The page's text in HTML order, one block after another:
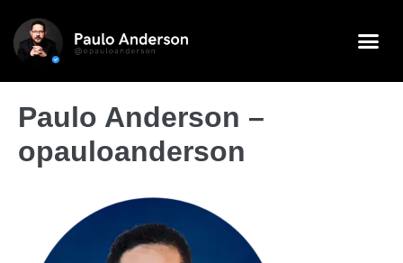
Paulo Anderson –
opauloanderson